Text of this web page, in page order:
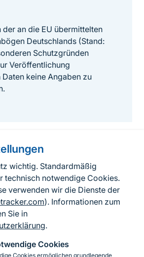
wichtig. Standardmäßig
technisch notwendige Cookies.
verwenden wir die Dienste der
). Informationen zum
Sie in
.
Cookies
Cookies ermöglichen grundlegende
der an die EU übermittelten
Deutschlands (Stand:
Schutzgründen
Veröffentlichung
keine Angaben zu
zur Seite
Kontakt zum BfN
Kontaktformular
zur Barrierefreiheit
Impressum